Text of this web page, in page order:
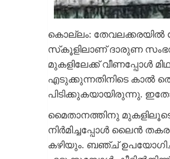
കൊല്ലം: തേവലക്കരയില്‍
സ്‌കൂളിലാണ് ദാരുണ
മുകളിലേക്ക് വീണപ്പോള്‍
എടുക്കുന്നതിനിടെ കാല്‍
പിടിക്കുകയായിരുന്നു.
മൈതാനത്തിനു മുകളിലൂടെ
നിര്‍മിച്ചപ്പോള്‍ ലൈന്‍
കഴിയും. ബഞ്ച്